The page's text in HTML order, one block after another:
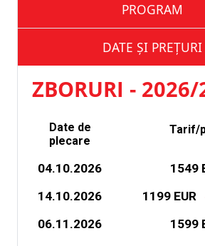
PROGRAM
DATE ȘI PREȚURI
ZBORURI -
Date de
plecare
Tarif/
04.10.2026
1549
14.10.2026
1199 EUR
06.11.2026
1599